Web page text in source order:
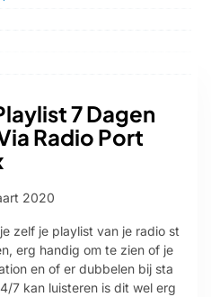
7 Dagen
Radio Port
2020
zelf je playlist van je radio st
erg handig om te zien of je
en of er dubbelen bij sta
7 kan luisteren is dit wel erg